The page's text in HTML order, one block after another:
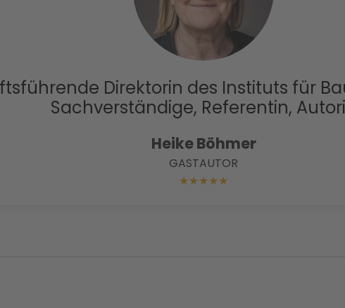
Direktorin des Instituts für
Sachverständige, Referentin,
Heike Böhmer
GASTAUTOR
★★★★★